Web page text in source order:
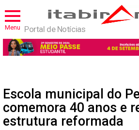
Menu Portal de Notícias
Escola municipal do
comemora 40 anos e
estrutura reformada